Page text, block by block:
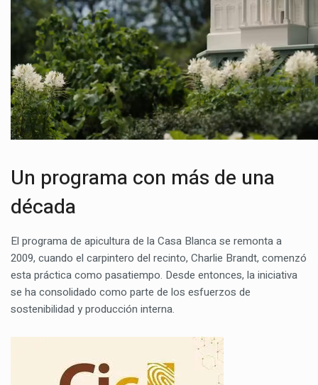
Un programa con más de una
década
El programa de apicultura de la Casa Blanca se remonta a
2009, cuando el carpintero del recinto, Charlie Brandt, comenzó
esta práctica como pasatiempo. Desde entonces, la iniciativa
se ha consolidado como parte de los esfuerzos de
sostenibilidad y producción interna.